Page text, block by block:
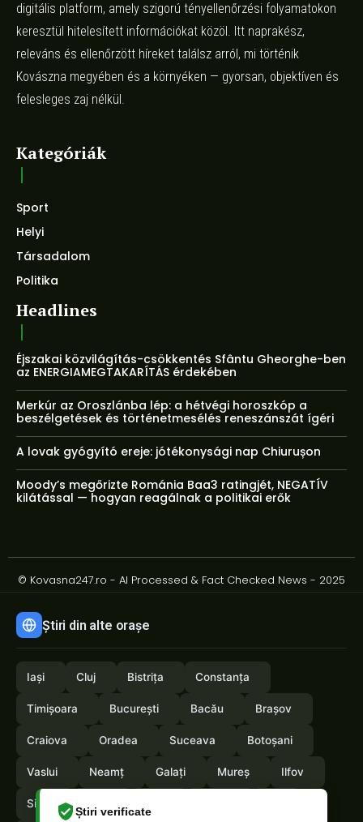
Știri verificate
digitális platform, amely szigorú tényellenőrzési folyamatokon
keresztül hitelesített információkat közöl. Itt naprakész,
releváns és ellenőrzött híreket találsz arról, mi történik
Kovászna megyében és a környéken — gyorsan, objektíven és
felesleges zaj nélkül.
Kategóriák
Sport
Helyi
Társadalom
Politika
Headlines
Éjszakai közvilágítás-csökkentés Sfântu Gheorghe-ben
az ENERGIAMEGTAKARÍTÁS érdekében
Merkúr az Oroszlánba lép: a hétvégi horoszkóp a
beszélgetések és történetmesélés reneszánszát ígéri
A lovak gyógyító ereje: jótékonysági nap Chiurușon
Moody’s megőrizte Románia Baa3 ratingjét, NEGATÍV
kilátással — hogyan reagálnak a politikai erők
© Kovasna247.ro - AI Processed & Fact Checked News - 2025
Știri din alte orașe
Iași Cluj Bistrița Constanța
Timișoara București Bacău Brașov
Craiova Oradea Suceava Botoșani
Vaslui Neamț Galați Mureș Ilfov
Sibiu